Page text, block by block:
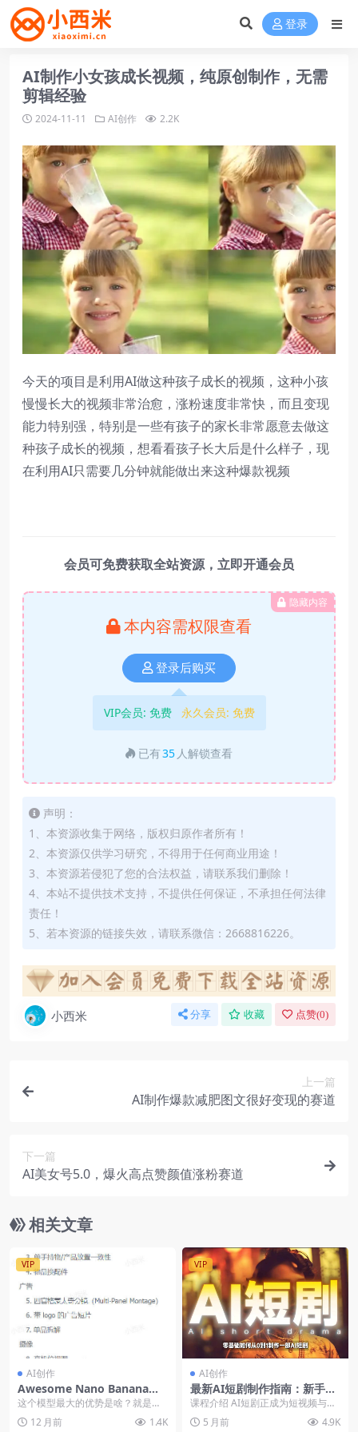
登录
AI制作小女孩成长视频，纯原创制作，无需
剪辑经验
2024-11-11 AI创作 2.2K
今天的项目是利用AI做这种孩子成长的视频，这种小孩
慢慢长大的视频非常治愈，涨粉速度非常快，而且变现
能力特别强，特别是一些有孩子的家长非常愿意去做这
种孩子成长的视频，想看看孩子长大后是什么样子，现
在利用AI只需要几分钟就能做出来这种爆款视频
会员可免费获取全站资源，立即开通会员
隐藏内容
本内容需权限查看
登录后购买
VIP会员: 免费 永久会员: 免费
已有35 人解锁查看
声明：
1、本资源收集于网络，版权归原作者所有！
2、本资源仅供学习研究，不得用于任何商业用途！
3、本资源若侵犯了您的合法权益，请联系我们删除！
4、本站不提供技术支持，不提供任何保证，不承担任何法律
责任！
5、若本资源的链接失效，请联系微信：2668816226。
小西米 分享 收藏 点赞(0)
上一篇
AI制作爆款减肥图文很好变现的赛道
下一篇
AI美女号5.0，爆火高点赞颜值涨粉赛道
相关文章
VIP
AI创作
Awesome Nano Banana！
迄今最强生图模型的28个玩法
合集
这个模型最大的优势是啥？就是一
致性，这意味着，你可以用他做一
张脸的绘本，故事书，...
12 月前 1.4K
VIP
AI创作
最新AI短剧制作指南：新手零
门槛，轻松打造爆款真人感短
视频
课程介绍 AI短剧正成为短视频与内
容变现的新风口，零基础也能快速
上手，用AI工具...
5 月前 4.9K